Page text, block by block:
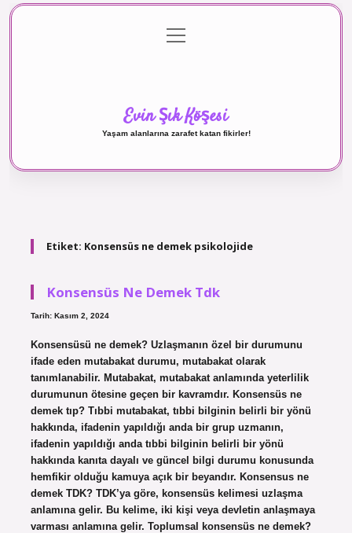
Gizlilik Politikası
menüyü
aç
Evin Şık Köşesi
Yaşam alanlarına zarafet katan fikirler!
Etiket: Konsensüs ne demek psikolojide
Konsensüs Ne Demek Tdk
Tarih: Kasım 2, 2024
Konsensüsü ne demek? Uzlaşmanın özel bir durumunu
ifade eden mutabakat durumu, mutabakat olarak
tanımlanabilir. Mutabakat, mutabakat anlamında yeterlilik
durumunun ötesine geçen bir kavramdır. Konsensüs ne
demek tıp? Tıbbi mutabakat, tıbbi bilginin belirli bir yönü
hakkında, ifadenin yapıldığı anda bir grup uzmanın,
ifadenin yapıldığı anda tıbbi bilginin belirli bir yönü
hakkında kanıta dayalı ve güncel bilgi durumu konusunda
hemfikir olduğu kamuya açık bir beyandır. Konsensus ne
demek TDK? TDK’ya göre, konsensüs kelimesi uzlaşma
anlamına gelir. Bu kelime, iki kişi veya devletin anlaşmaya
varması anlamına gelir. Toplumsal konsensüs ne demek?